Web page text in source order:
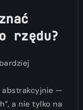
rzędu?
abstrakcyjnie —
a nie tylko na